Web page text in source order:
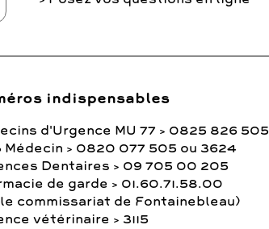
indispensables
d'Urgence MU 77 > 0825 826 505
Médecin > 0820 077 505 ou 3624
Dentaires > 09 705 00 205
de garde > 01.60.71.58.00
commissariat de Fontainebleau)
vétérinaire > 3115